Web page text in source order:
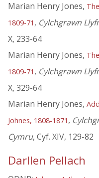
Marian Henry Jones,
1809-71 , Cylchgrawn
X, 233-64
Marian Henry Jones,
1809-71 , Cylchgrawn
X, 329-64
Marian Henry Jones,
Johnes, 1808-1871 ,
Cymru, Cyf. XIV, 129-82
Darllen Pellach